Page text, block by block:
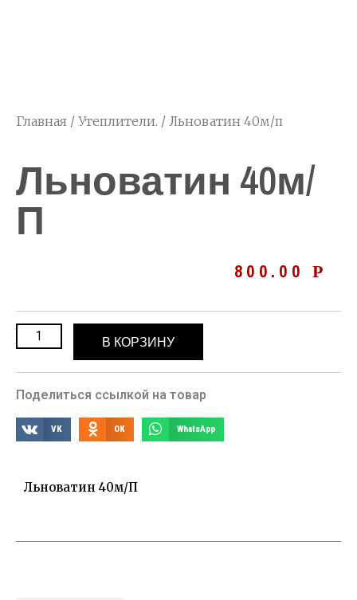
Главная / Утеплители. / Льноватин 40м/п
Льноватин 40м/
П
800.00 Р
В КОРЗИНУ
Поделиться ссылкой на товар
VK OK WhatsApp
Льноватин 40м/п